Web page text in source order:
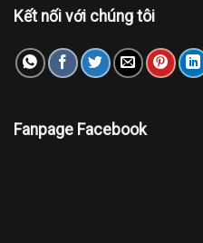
Kết nối với chúng tôi
Fanpage Facebook